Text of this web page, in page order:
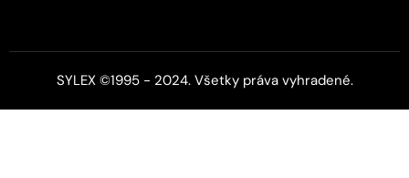
SYLEX ©1995 - 2024. Všetky práva vyhradené.